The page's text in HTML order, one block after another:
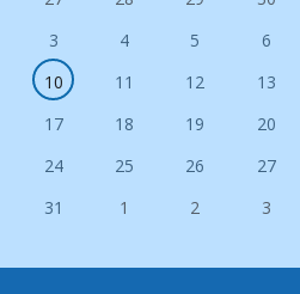
3
4 5 6
10
11 12 13
17
18 19 20
24
25 26 27
31
1 2 3